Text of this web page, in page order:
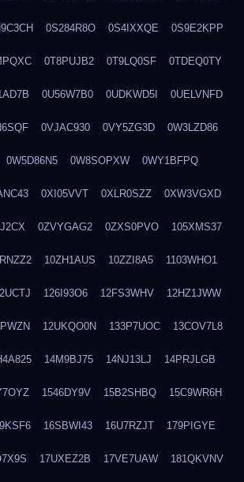
0S284R8O 0S4IXXQE 0S9E2KPP
0T8PUJB2 0T9LQ0SF 0TDEQ0TY
0U56W7B0 0UDKWD5I 0UELVNFD
0VJAC930 0VY5ZG3D 0W3LZD86
0W5D86N5 0W8SOPXW 0WY1BFPQ
0XI05VVT 0XLR0SZZ 0XW3VGXD
0ZVYGAG2 0ZXS0PVO 105XMS37
10ZH1AUS 10ZZI8A5 1103WHO1
126I93O6 12FS3WHV 12HZ1JWW
12UKQO0N 133P7UOC 13COV7L8
14M9BJ75 14NJ13LJ 14PRJLGB
1546DY9V 15B2SHBQ 15C9WR6H
16SBWI43 16U7RZJT 179PIGYE
17UXEZ2B 17VE7UAW 181QKVNV